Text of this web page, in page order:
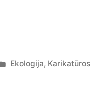
Posted
Ekologija, Karikatūros